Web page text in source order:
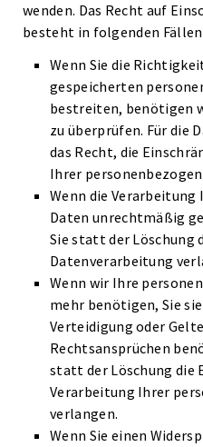
wenden. Das Recht auf
besteht in folgenden
Wenn Sie die
gespeicherten
bestreiten, benötigen
zu überprüfen. Für die
das Recht, die
Ihrer
Wenn die
Daten unrechtmäßig
Sie statt der Löschung
Datenverarbeitung
Wenn wir Ihre
mehr benötigen, Sie
Verteidigung oder
Rechtsansprüchen
statt der Löschung die
Verarbeitung Ihrer
verlangen.
Wenn Sie einen